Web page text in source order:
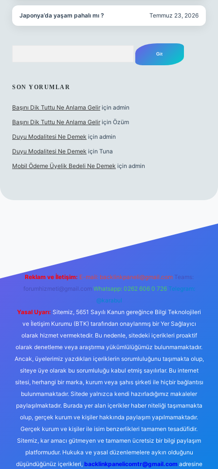
Japonya’da yaşam pahalı mı ? Temmuz 23, 2026
SON YORUMLAR
Başını Dik Tuttu Ne Anlama Gelir için admin
Başını Dik Tuttu Ne Anlama Gelir için Özüm
Duyu Modalitesi Ne Demek için admin
Duyu Modalitesi Ne Demek için Tuna
Mobil Ödeme Üyelik Bedeli Ne Demek için admin
Reklam ve İletişim: E-mail: backlinkpaneli@gmail.com Teams:
forumhizmeti@gmail.com Whatsapp: 0262 606 0 726 Telegram:
@karabul
Yasal Uyarı: Sitemiz, 5651 Sayılı Kanun gereğince Bilgi Teknolojileri
ve İletişim Kurumu (BTK) tarafından onaylanmış bir Yer Sağlayıcı
olarak hizmet vermektedir. Bu nedenle, sitedeki içerikleri proaktif
olarak denetleme veya araştırma yükümlülüğümüz bulunmamaktadır.
Ancak, üyelerimiz yazdıkları içeriklerin sorumluluğunu taşımakta olup,
siteye üye olarak bu sorumluluğu kabul etmiş sayılırlar. Bu internet
sitesi, herhangi bir marka, kurum veya şahıs şirketi ile hiçbir bağlantısı
bulunmamaktadır. Sitede yalnızca kendi hazırladığımız makaleler
paylaşılmaktadır. Burada yer alan içerikler haber niteliği taşımamakta
olup, gerçek kurum ve kişiler hakkında paylaşım yapılmamaktadır.
Gerçek kurum ve kişiler ile isim benzerlikleri tamamen tesadüfidir.
Sitemiz, kar amacı gütmeyen ve tamamen ücretsiz bir bilgi paylaşım
platformudur. Hukuka ve yasal düzenlemelere aykırı olduğunu
düşündüğünüz içerikleri, backlinkpanelicomtr@gmail.comadresine